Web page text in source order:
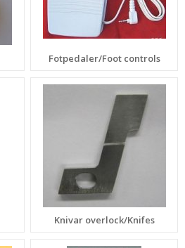
Fotpedaler/Foot controls
Knivar overlock/Knifes